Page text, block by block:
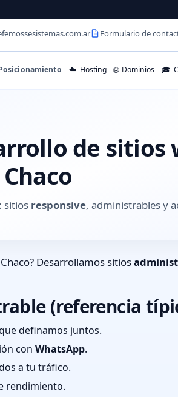
Formulario de
☁️ Hosting 🌐 Dominios 🎓
de sitios
: sitios responsive, administrables y
Desarrollamos sitios
(referencia
definamos juntos.
con WhatsApp.
a tu tráfico.
rendimiento.